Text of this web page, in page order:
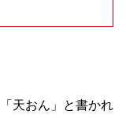
天おん」と書かれ